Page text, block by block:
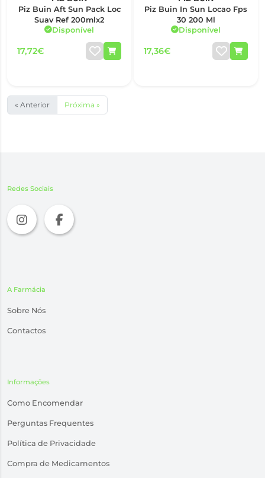
Piz Buin Aft Sun Pack Loc
Suav Ref 200mlx2
Disponível
17,72€
Piz Buin In Sun Locao Fps
30 200 Ml
Disponível
17,36€
« Anterior Próxima »
Redes Sociais
A Farmácia
Sobre Nós
Contactos
Informações
Como Encomendar
Perguntas Frequentes
Política de Privacidade
Compra de Medicamentos